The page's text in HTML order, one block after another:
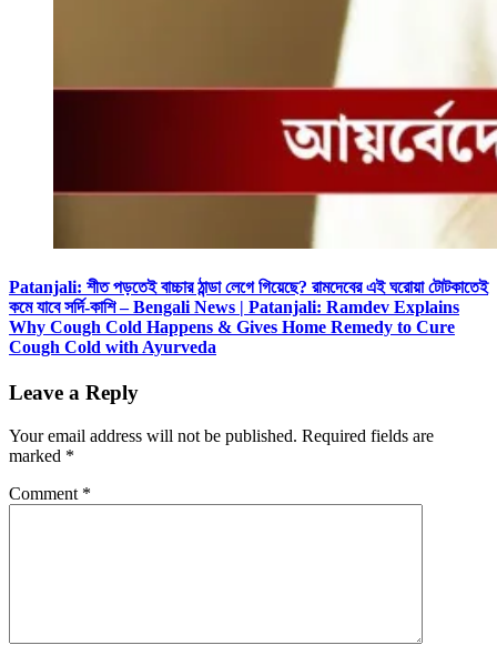
Patanjali: শীত পড়তেই বাচ্চার ঠান্ডা লেগে গিয়েছে? রামদেবের এই ঘরোয়া টোটকাতেই
কমে যাবে সর্দি-কাশি – Bengali News | Patanjali: Ramdev Explains
Why Cough Cold Happens & Gives Home Remedy to Cure
Cough Cold with Ayurveda
Leave a Reply
Your email address will not be published. Required fields are
marked *
Comment *